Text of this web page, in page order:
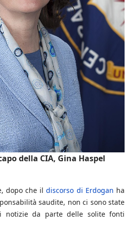
della CIA, Gina Haspel
dopo che ildiscorso di Erdogan ha
saudite, non ci sono state
notizie da parte delle solite fonti